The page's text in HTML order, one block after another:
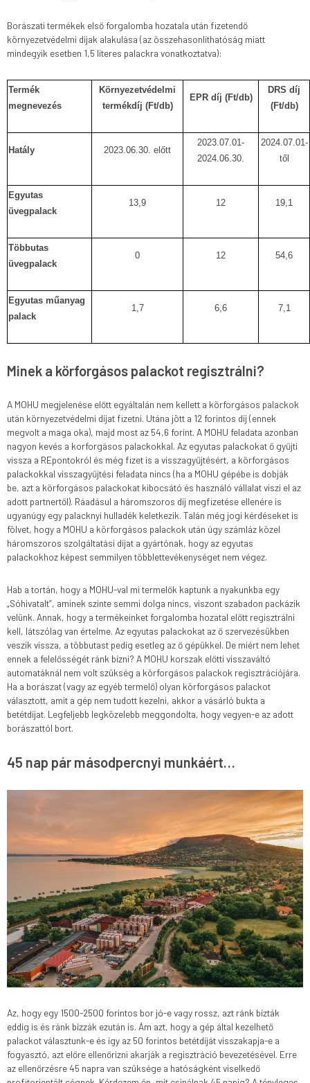
Borászati termékek első forgalomba hozatala után fizetendő
környezetvédelmi díjak alakulása (az összehasonlíthatóság miatt
mindegyik esetben 1,5 literes palackra vonatkoztatva):
Termék
megnevezés
Környezetvédelmi
termékdíj (Ft/db)
EPR díj (Ft/db)
DRS díj
(Ft/db)
Hatály 2023.06.30. előtt
2023.07.01-
2024.06.30.
2024.07.01-
től
Egyutas
üvegpalack
13,9 12 19,1
Többutas
üvegpalack
0 12 54,6
Egyutas műanyag
palack
1,7 6,6 7,1
Minek a körforgásos palackot regisztrálni?
A MOHU megjelenése előtt egyáltalán nem kellett a körforgásos palackok
után környezetvédelmi díjat fizetni. Utána jött a 12 forintos díj (ennek
megvolt a maga oka), majd most az 54,6 forint. A MOHU feladata azonban
nagyon kevés a korforgásos palackokkal. Az egyutas palackokat ő gyűjti
vissza a REpontokról és még fizet is a visszagyűjtésért, a körforgásos
palackokkal visszagyűjtési feladata nincs (ha a MOHU gépébe is dobják
be, azt a körforgásos palackokat kibocsátó és használó vállalat viszi el az
adott partnertől). Ráadásul a háromszoros díj megfizetése ellenére is
ugyanúgy egy palacknyi hulladék keletkezik. Talán még jogi kérdéseket is
fölvet, hogy a MOHU a körforgásos palackok után úgy számláz közel
háromszoros szolgáltatási díjat a gyártónak, hogy az egyutas
palackokhoz képest semmilyen többlettevékenységet nem végez.
Hab a tortán, hogy a MOHU-val mi termelők kaptunk a nyakunkba egy
„Sóhivatalt”, aminek szinte semmi dolga nincs, viszont szabadon packázik
velünk. Annak, hogy a termékeinket forgalomba hozatal előtt regisztrálni
kell, látszólag van értelme. Az egyutas palackokat az ő szervezésükben
veszik vissza, a többutast pedig esetleg az ő gépükkel. De miért nem lehet
ennek a felelősségét ránk bízni? A MOHU korszak előtti visszaváltó
automatáknál nem volt szükség a körforgásos palackok regisztrációjára.
Ha a borászat (vagy az egyéb termelő) olyan körforgásos palackot
választott, amit a gép nem tudott kezelni, akkor a vásárló bukta a
betétdíjat. Legfeljebb legközelebb meggondolta, hogy vegyen-e az adott
borászattól bort.
45 nap pár másodpercnyi munkáért…
Az, hogy egy 1500-2500 forintos bor jó-e vagy rossz, azt ránk bízták
eddig is és ránk bízzák ezután is. Ám azt, hogy a gép által kezelhető
palackot választunk-e és így az 50 forintos betétdíját visszakapja-e a
fogyasztó, azt előre ellenőrizni akarják a regisztráció bevezetésével. Erre
az ellenőrzésre 45 napra van szüksége a hatóságként viselkedő